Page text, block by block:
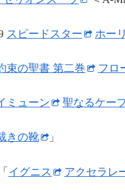
スピードスター ホー
束の聖書 第二巻 フロ
ミューン 聖なるケー
きの靴 」
イグニス アクセラレ